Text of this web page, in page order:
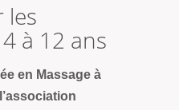
les
à 12 ans
en Massage à
l’association